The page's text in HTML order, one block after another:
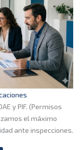
y PIF. (Permisos
el máximo
ante inspecciones.